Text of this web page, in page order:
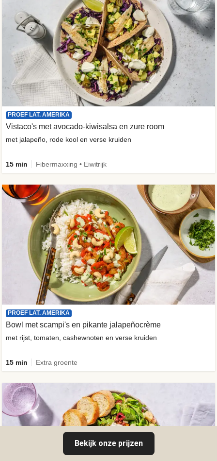
PROEF LAT. AMERIKA
Vistaco's met avocado-kiwisalsa en zure room
met jalapeño, rode kool en verse kruiden
15 min Fibermaxxing • Eiwitrijk
PROEF LAT. AMERIKA
Bowl met scampi's en pikante jalapeñocrème
met rijst, tomaten, cashewnoten en verse kruiden
15 min Extra groente
Bekijk onze prijzen